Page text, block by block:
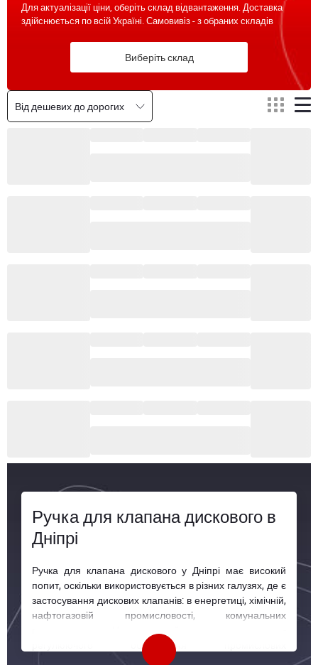
Для актуалізації ціни, оберіть склад відвантаження. Доставка
здійснюється по всій Україні. Самовивіз - з обраних складів
Виберіть склад
Від дешевих до дорогих
Ручка для клапана дискового в
Дніпрі
Ручка для клапана дискового у Дніпрі має високий
попит, оскільки використовується в різних галузях, де є
застосування дискових клапанів: в енергетиці, хімічній,
нафтогазовій промисловості, комунальних
регулюючого обладнання промислових
трубопровідних систем, які використовуються для